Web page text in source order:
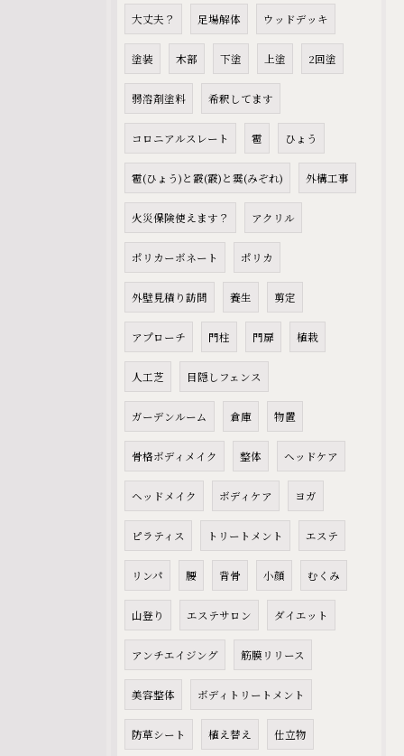
大丈夫？ 足場解体 ウッドデッキ
塗装 木部 下塗 上塗 2回塗
弱溶剤塗料 希釈してます
コロニアルスレート 雹 ひょう
雹(ひょう)と霰(霰)と霙(みぞれ) 外構工事
火災保険使えます？ アクリル
ポリカーボネート ポリカ
外壁見積り訪問 養生 剪定
アプローチ 門柱 門扉 植栽
人工芝 目隠しフェンス
ガーデンルーム 倉庫 物置
骨格ボディメイク 整体 ヘッドケア
ヘッドメイク ボディケア ヨガ
ピラティス トリートメント エステ
リンパ 腰 背骨 小顔 むくみ
山登り エステサロン ダイエット
アンチエイジング 筋膜リリース
美容整体 ボディトリートメント
防草シート 植え替え 仕立物